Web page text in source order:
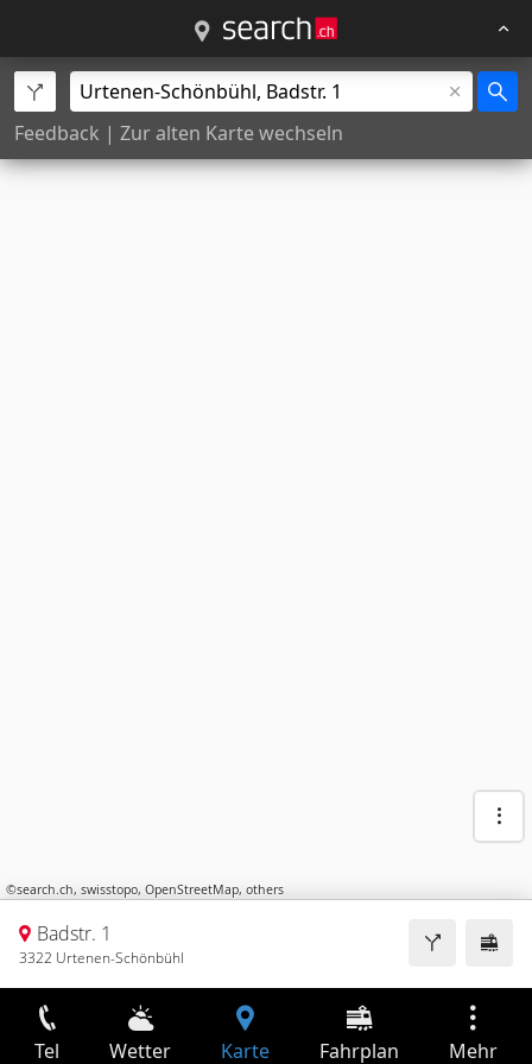
Feedback | Zur alten Karte wechseln
©search.ch, swisstopo, OpenStreetMap, others
Badstr. 1
3322 Urtenen-Schönbühl
Tel Wetter Karte Fahrplan Mehr